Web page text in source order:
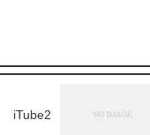
iTube2